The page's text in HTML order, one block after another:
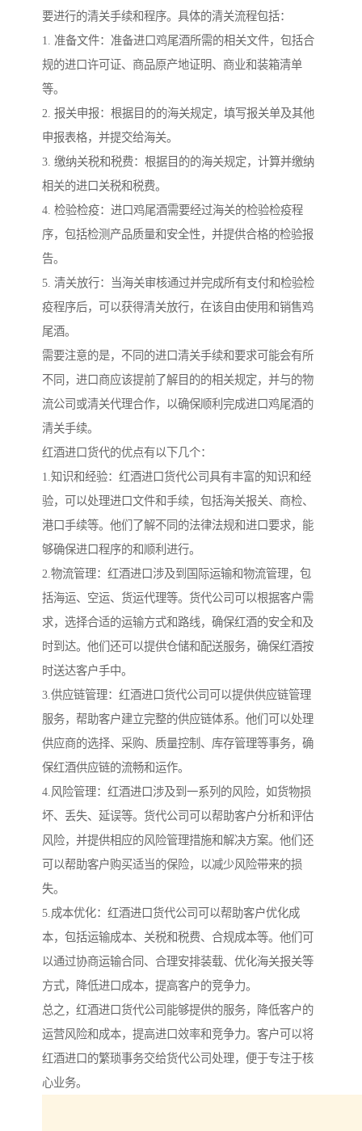
要进行的清关手续和程序。具体的清关流程包括：
1. 准备文件：准备进口鸡尾酒所需的相关文件，包括合
规的进口许可证、商品原产地证明、商业和装箱清单
等。
2. 报关申报：根据目的的海关规定，填写报关单及其他
申报表格，并提交给海关。
3. 缴纳关税和税费：根据目的的海关规定，计算并缴纳
相关的进口关税和税费。
4. 检验检疫：进口鸡尾酒需要经过海关的检验检疫程
序，包括检测产品质量和安全性，并提供合格的检验报
告。
5. 清关放行：当海关审核通过并完成所有支付和检验检
疫程序后，可以获得清关放行，在该自由使用和销售鸡
尾酒。
需要注意的是，不同的进口清关手续和要求可能会有所
不同，进口商应该提前了解目的的相关规定，并与的物
流公司或清关代理合作，以确保顺利完成进口鸡尾酒的
清关手续。
红酒进口货代的优点有以下几个：
1.知识和经验：红酒进口货代公司具有丰富的知识和经
验，可以处理进口文件和手续，包括海关报关、商检、
港口手续等。他们了解不同的法律法规和进口要求，能
够确保进口程序的和顺利进行。
2.物流管理：红酒进口涉及到国际运输和物流管理，包
括海运、空运、货运代理等。货代公司可以根据客户需
求，选择合适的运输方式和路线，确保红酒的安全和及
时到达。他们还可以提供仓储和配送服务，确保红酒按
时送达客户手中。
3.供应链管理：红酒进口货代公司可以提供供应链管理
服务，帮助客户建立完整的供应链体系。他们可以处理
供应商的选择、采购、质量控制、库存管理等事务，确
保红酒供应链的流畅和运作。
4.风险管理：红酒进口涉及到一系列的风险，如货物损
坏、丢失、延误等。货代公司可以帮助客户分析和评估
风险，并提供相应的风险管理措施和解决方案。他们还
可以帮助客户购买适当的保险，以减少风险带来的损
失。
5.成本优化：红酒进口货代公司可以帮助客户优化成
本，包括运输成本、关税和税费、合规成本等。他们可
以通过协商运输合同、合理安排装载、优化海关报关等
方式，降低进口成本，提高客户的竞争力。
总之，红酒进口货代公司能够提供的服务，降低客户的
运营风险和成本，提高进口效率和竞争力。客户可以将
红酒进口的繁琐事务交给货代公司处理，便于专注于核
心业务。